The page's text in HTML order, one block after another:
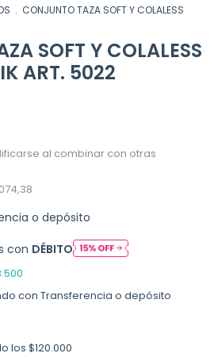
. CONJUNTO TAZA SOFT Y COLALESS
SOFT Y COLALESS
ART. 5022
al combinar con otras
o depósito
con DÉBITO
con Transferencia o depósito
los $120.000